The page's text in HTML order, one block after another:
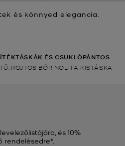
és könnyed elegancia.
ÉS CSUKLÓPÁNTOS
ROJTOS BŐR NOLITA KISTÁSKA
és 10%
rendelésedre*.